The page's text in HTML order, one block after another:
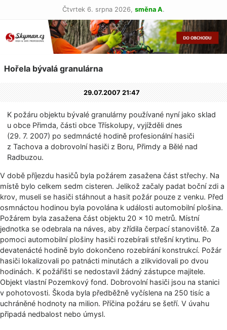
Čtvrtek 6. srpna 2026, směna A.
Hořela bývalá granulárna
29.07.2007 21:47
K požáru objektu bývalé granulárny používané nyní jako sklad
u obce Přimda, části obce Třískolupy, vyjížděli dnes
(29. 7. 2007) po sedmnácté hodině profesionální hasiči
z Tachova a dobrovolní hasiči z Boru, Přimdy a Bělé nad
Radbuzou.
V době příjezdu hasičů byla požárem zasažena část střechy. Na
místě bylo celkem sedm cisteren. Jelikož začaly padat boční zdi a
krov, museli se hasiči stáhnout a hasit požár pouze z venku. Před
osmnáctou hodinou byla povolána k události automobilní plošina.
Požárem byla zasažena část objektu 20 × 10 metrů. Místní
jednotka se odebrala na náves, aby zřídila čerpací stanoviště. Za
pomoci automobilní plošiny hasiči rozebírali střešní krytinu. Po
devatenácté hodině bylo dokončeno rozebírání konstrukcí. Požár
hasiči lokalizovali po patnácti minutách a zlikvidovali po dvou
hodinách. K požářišti se nedostavil žádný zástupce majitele.
Objekt vlastní Pozemkový fond. Dobrovolní hasiči jsou na stanici
v pohotovosti. Škoda byla předběžně vyčíslena na 250 tisíc a
uchráněné hodnoty na milion. Příčina požáru se šetří. V úvahu
připadá nedbalost nebo úmysl.